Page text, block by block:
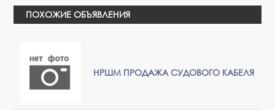
ПОХОЖИЕ ОБЪЯВЛЕНИЯ
НРШМ ПРОДАЖА СУДОВОГО КАБЕЛЯ